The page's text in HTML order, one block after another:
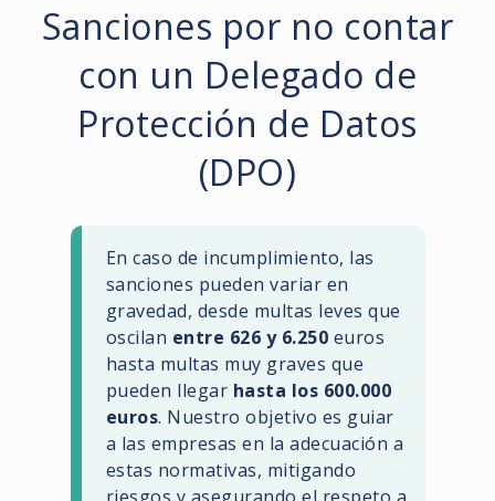
Sanciones por no contar
con un Delegado de
Protección de Datos
(DPO)
En caso de incumplimiento, las
sanciones pueden variar en
gravedad, desde multas leves que
oscilan entre 626 y 6.250 euros
hasta multas muy graves que
pueden llegar hasta los 600.000
euros. Nuestro objetivo es guiar
a las empresas en la adecuación a
estas normativas, mitigando
riesgos y asegurando el respeto a